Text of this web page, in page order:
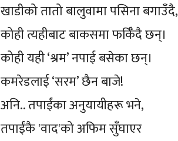
खाडीको तातो बालुवामा पसिना बगाउँदै,
कोही त्यहीबाट बाकसमा फर्किँदै छन्।
कोही यही ‘श्रम’ नपाई बसेका छन्।
कमरेडलाई ‘सरम’ छैन बाजे!
अनि.. तपाईंका अनुयायीहरू भने,
तपाईंकै 'वाद'को अफिम सुँघाएर